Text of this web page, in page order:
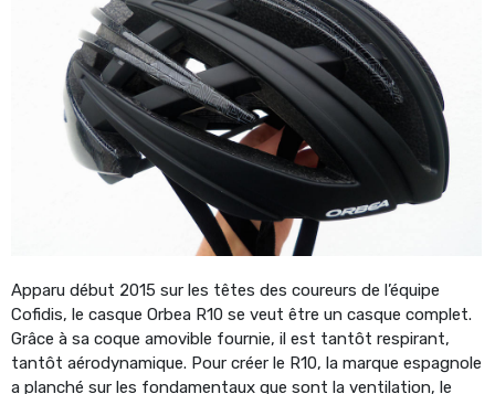
Apparu début 2015 sur les têtes des coureurs de l’équipe
Cofidis, le casque Orbea R10 se veut être un casque complet.
Grâce à sa coque amovible fournie, il est tantôt respirant,
tantôt aérodynamique. Pour créer le R10, la marque espagnole
a planché sur les fondamentaux que sont la ventilation, le